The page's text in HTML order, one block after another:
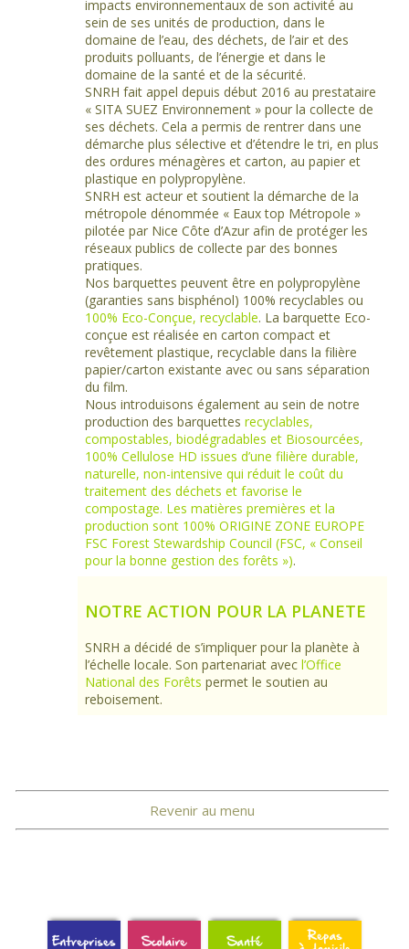
impacts environnementaux de son activité au
sein de ses unités de production, dans le
domaine de l’eau, des déchets, de l’air et des
produits polluants, de l’énergie et dans le
domaine de la santé et de la sécurité.
SNRH fait appel depuis début 2016 au prestataire
« SITA SUEZ Environnement » pour la collecte de
ses déchets. Cela a permis de rentrer dans une
démarche plus sélective et d’étendre le tri, en plus
des ordures ménagères et carton, au papier et
plastique en polypropylène.
SNRH est acteur et soutient la démarche de la
métropole dénommée « Eaux top Métropole »
pilotée par Nice Côte d’Azur afin de protéger les
réseaux publics de collecte par des bonnes
pratiques.
Nos barquettes peuvent être en polypropylène
(garanties sans bisphénol) 100% recyclables ou
100% Eco-Conçue, recyclable. La barquette Eco-
conçue est réalisée en carton compact et
revêtement plastique, recyclable dans la filière
papier/carton existante avec ou sans séparation
du film.
Nous introduisons également au sein de notre
production des barquettes recyclables,
compostables, biodégradables et Biosourcées,
100% Cellulose HD issues d’une filière durable,
naturelle, non-intensive qui réduit le coût du
traitement des déchets et favorise le
compostage. Les matières premières et la
production sont 100% ORIGINE ZONE EUROPE
FSC Forest Stewardship Council (FSC, « Conseil
pour la bonne gestion des forêts »).
NOTRE ACTION POUR LA PLANETE
SNRH a décidé de s’impliquer pour la planète à
l’échelle locale. Son partenariat avec l’Office
National des Forêts permet le soutien au
reboisement.
Revenir au menu